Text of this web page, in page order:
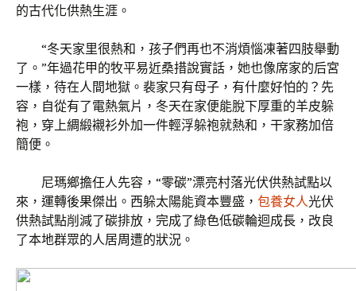
的古代化供熱生涯。
“冬天家里很熱和，孩子們再也不消煩惱凍著四肢舉動
了。”年過花甲的牧平易近桑措說實話，她也像席家的后宮
一樣，待在人間地獄。裴家只有母子，有什麼好怕的？先
容，自從有了電熱氣片，冬天在家便能脫下厚重的羊皮躲
袍，穿上綢緞襯衫外加一件輕浮躲袍就熱和，干家務加倍
簡便。
尼瑪鄉擔任人先容，“零碳”漂亮村落光伏供熱試點以
來，運轉後果傑出。西躲太陽能資本豐盛， 包養女人光伏
供熱試點削減了碳排放，完成了綠色低碳輪迴成長，改良
了本地群眾的人居周遭的狀況。